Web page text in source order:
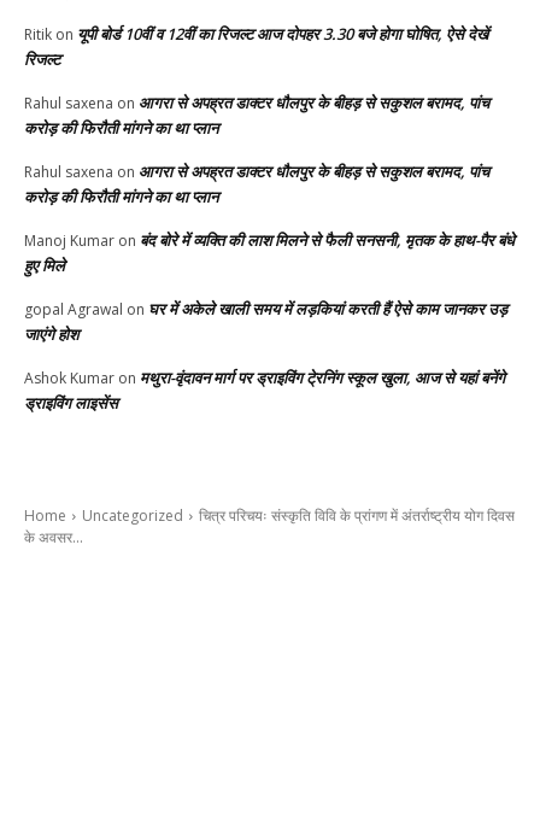
Ritik on यूपी बोर्ड 10वीं व 12वीं का रिजल्ट आज दोपहर 3.30 बजे होगा घोषित, ऐसे देखें
रिजल्ट
Rahul saxena on आगरा से अपह्रत डाक्टर धौलपुर के बीहड़ से सकुशल बरामद, पांच
करोड़ की फिरौती मांगने का था प्लान
Rahul saxena on आगरा से अपह्रत डाक्टर धौलपुर के बीहड़ से सकुशल बरामद, पांच
करोड़ की फिरौती मांगने का था प्लान
Manoj Kumar on बंद बोरे में व्यक्ति की लाश मिलने से फैली सनसनी, मृतक के हाथ-पैर बंधे
हुए मिले
gopal Agrawal on घर में अकेले खाली समय में लड़कियां करती हैं ऐसे काम जानकर उड़
जाएंगे होश
Ashok Kumar on मथुरा-वृंदावन मार्ग पर ड्राइविंग टे्रनिंग स्कूल खुला, आज से यहां बनेंगे
ड्राइविंग लाइसेंस